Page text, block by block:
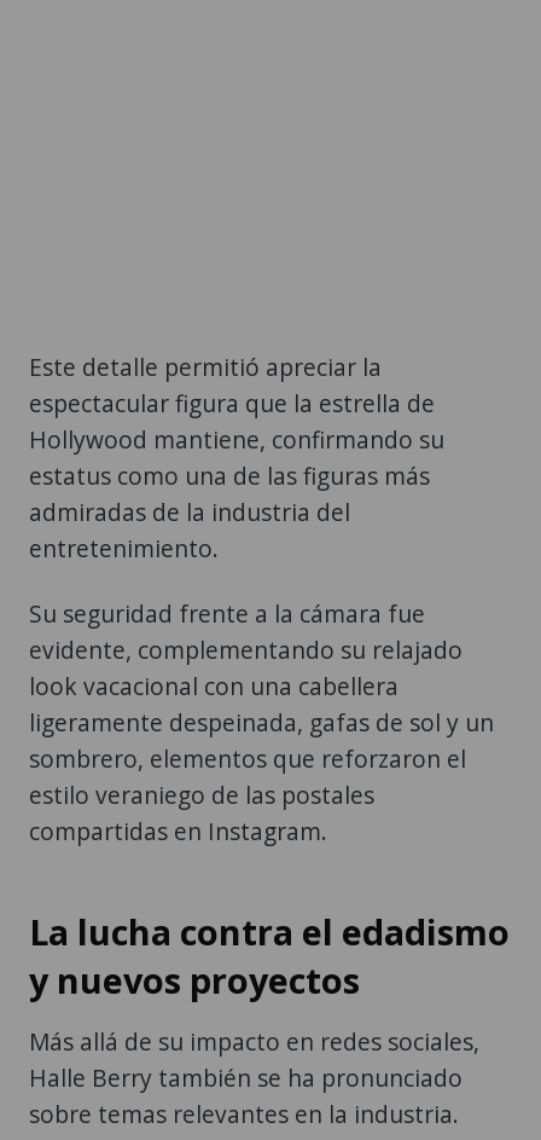
Este detalle permitió apreciar la
espectacular figura que la estrella de
Hollywood mantiene, confirmando su
estatus como una de las figuras más
admiradas de la industria del
entretenimiento.
Su seguridad frente a la cámara fue
evidente, complementando su relajado
look vacacional con una cabellera
ligeramente despeinada, gafas de sol y un
sombrero, elementos que reforzaron el
estilo veraniego de las postales
compartidas en Instagram.
La lucha contra el edadismo
y nuevos proyectos
Más allá de su impacto en redes sociales,
Halle Berry también se ha pronunciado
sobre temas relevantes en la industria.